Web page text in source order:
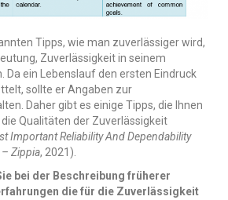
Tipps, wie man zuverlässiger wird,
Zuverlässigkeit in seinem
Da ein Lebenslauf den ersten Eindruck
sollte er Angaben zur
Daher gibt es einige Tipps, die Ihnen
Qualitäten der Zuverlässigkeit
Important Reliability And Dependability
– Zippia, 2021).
bei der Beschreibung früherer
die für die Zuverlässigkeit